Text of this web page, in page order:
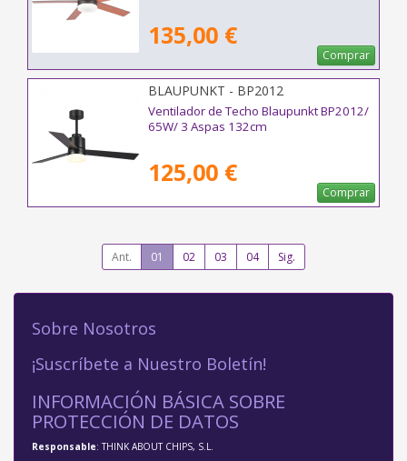
135,00 €
Comprar
BLAUPUNKT - BP2012
Ventilador de Techo Blaupunkt BP2012/
65W/ 3 Aspas 132cm
125,00 €
Comprar
Ant. 01 02 03 04 Sig.
Sobre Nosotros
¡Suscríbete a Nuestro Boletín!
INFORMACIÓN BÁSICA SOBRE
PROTECCIÓN DE DATOS
Responsable: THINK ABOUT CHIPS, S.L.